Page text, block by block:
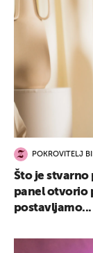
POKROVITELJ
Što je stvarno
panel otvorio
postavljamo...